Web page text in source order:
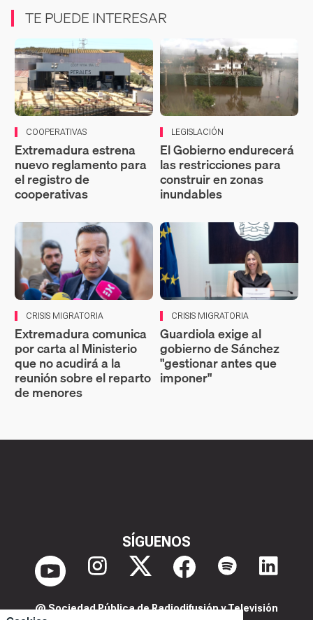
TE PUEDE INTERESAR
COOPERATIVAS
Extremadura estrena
nuevo reglamento para
el registro de
cooperativas
LEGISLACIÓN
El Gobierno endurecerá
las restricciones para
construir en zonas
inundables
CRISIS MIGRATORIA
Extremadura comunica
por carta al Ministerio
que no acudirá a la
reunión sobre el reparto
de menores
CRISIS MIGRATORIA
Guardiola exige al
gobierno de Sánchez
"gestionar antes que
imponer"
SÍGUENOS
@ Sociedad Pública de Radiodifusión y Televisión